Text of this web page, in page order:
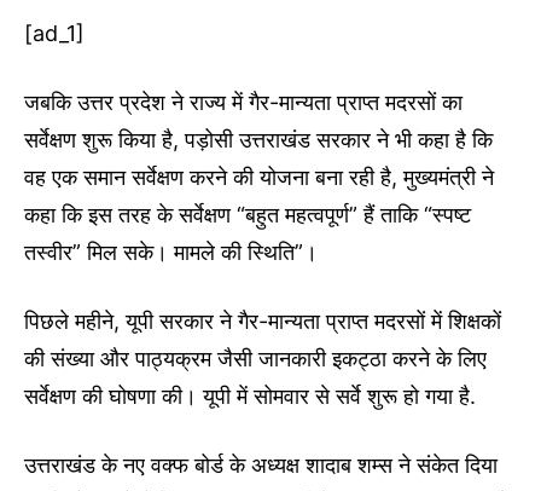
[ad_1]
जबकि उत्तर प्रदेश ने राज्य में गैर-मान्यता प्राप्त मदरसों का
सर्वेक्षण शुरू किया है, पड़ोसी उत्तराखंड सरकार ने भी कहा है कि
वह एक समान सर्वेक्षण करने की योजना बना रही है, मुख्यमंत्री ने
कहा कि इस तरह के सर्वेक्षण “बहुत महत्वपूर्ण” हैं ताकि “स्पष्ट
तस्वीर” मिल सके। मामले की स्थिति”।
पिछले महीने, यूपी सरकार ने गैर-मान्यता प्राप्त मदरसों में शिक्षकों
की संख्या और पाठ्यक्रम जैसी जानकारी इकट्ठा करने के लिए
सर्वेक्षण की घोषणा की। यूपी में सोमवार से सर्वे शुरू हो गया है.
उत्तराखंड के नए वक्फ बोर्ड के अध्यक्ष शादाब शम्स ने संकेत दिया